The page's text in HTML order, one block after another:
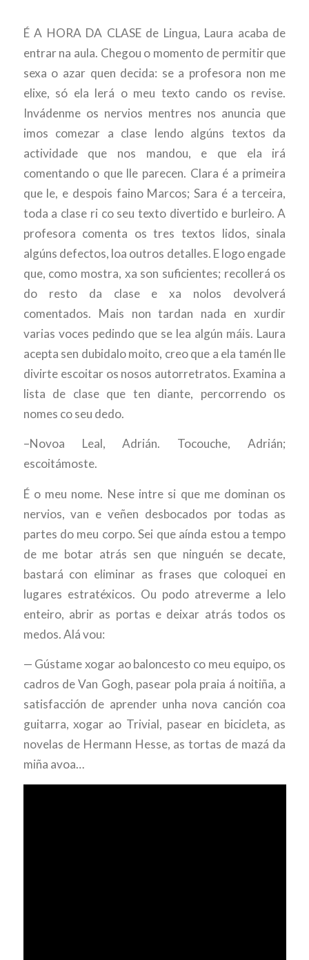
É A HORA DA CLASE de Lingua, Laura acaba de
entrar na aula. Chegou o momento de permitir que
sexa o azar quen decida: se a profesora non me
elixe, só ela lerá o meu texto cando os revise.
Invádenme os nervios mentres nos anuncia que
imos comezar a clase lendo algúns textos da
actividade que nos mandou, e que ela irá
comentando o que lle parecen. Clara é a primeira
que le, e despois faino Marcos; Sara é a terceira,
toda a clase ri co seu texto divertido e burleiro. A
profesora comenta os tres textos lidos, sinala
algúns defectos, loa outros detalles. E logo engade
que, como mostra, xa son suficientes; recollerá os
do resto da clase e xa nolos devolverá
comentados. Mais non tardan nada en xurdir
varias voces pedindo que se lea algún máis. Laura
acepta sen dubidalo moito, creo que a ela tamén lle
divirte escoitar os nosos autorretratos. Examina a
lista de clase que ten diante, percorrendo os
nomes co seu dedo.
–Novoa Leal, Adrián. Tocouche, Adrián;
escoitámoste.
É o meu nome. Nese intre si que me dominan os
nervios, van e veñen desbocados por todas as
partes do meu corpo. Sei que aínda estou a tempo
de me botar atrás sen que ninguén se decate,
bastará con eliminar as frases que coloquei en
lugares estratéxicos. Ou podo atreverme a lelo
enteiro, abrir as portas e deixar atrás todos os
medos. Alá vou:
— Gústame xogar ao baloncesto co meu equipo, os
cadros de Van Gogh, pasear pola praia á noitiña, a
satisfacción de aprender unha nova canción coa
guitarra, xogar ao Trivial, pasear en bicicleta, as
novelas de Hermann Hesse, as tortas de mazá da
miña avoa…